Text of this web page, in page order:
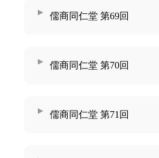
儒商同仁堂 第69回
儒商同仁堂 第70回
儒商同仁堂 第71回